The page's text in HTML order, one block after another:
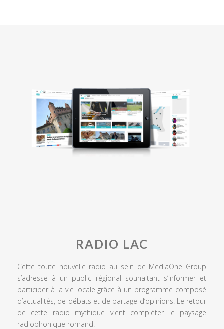
RADIO LAC
Cette toute nouvelle radio au sein de MediaOne Group
s’adresse à un public régional souhaitant s’informer et
participer à la vie locale grâce à un programme composé
d’actualités, de débats et de partage d’opinions. Le retour
de cette radio mythique vient compléter le paysage
radiophonique romand.